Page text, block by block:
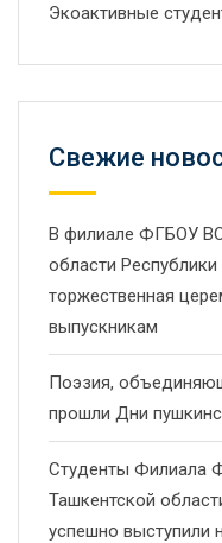
Экоактивные
Свежие
В филиале ФГБОУ
области
торжественная
выпускникам
Поэзия,
прошли Дни
Студенты Филиала
Ташкентской
успешно выступили